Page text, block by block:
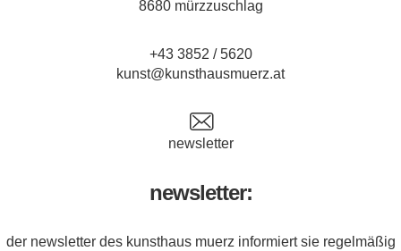
8680 mürzzuschlag
+43 3852 / 5620
kunst@kunsthausmuerz.at
newsletter
newsletter:
der newsletter des kunsthaus muerz informiert sie regelmäßig